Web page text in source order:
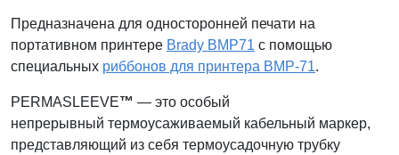
Предназначена для односторонней печати на
портативном принтере Brady BMP71 с помощью
специальных риббонов для принтера BMP-71.
PERMASLEEVE™ — это особый
непрерывный термоусаживаемый кабельный маркер,
представляющий из себя термоусадочную трубку